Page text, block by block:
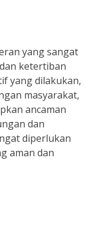
yang sangat
ketertiban
yang dilakukan,
masyarakat,
ancaman
dan
diperlukan
aman dan